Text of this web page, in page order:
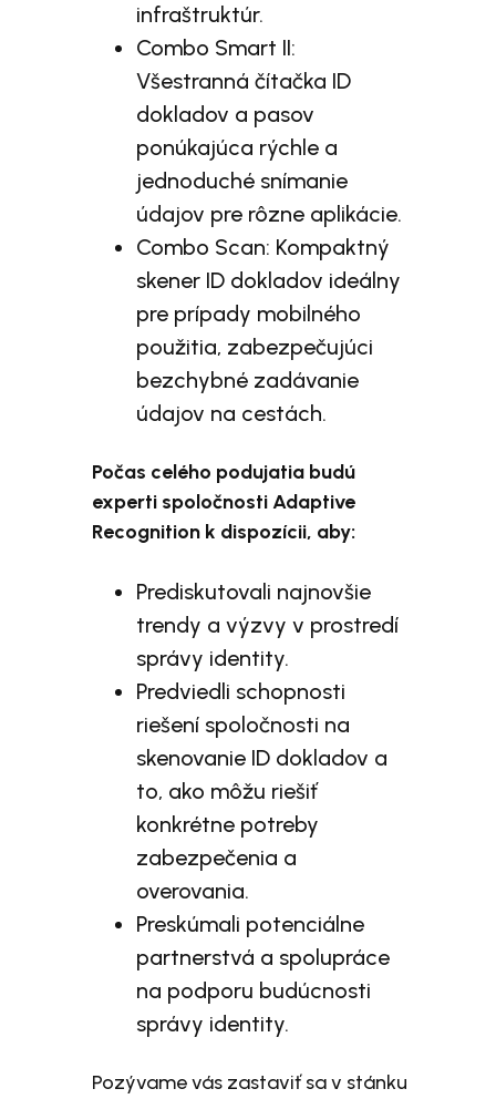
infraštruktúr.
Combo Smart II:
Všestranná čítačka ID
dokladov a pasov
ponúkajúca rýchle a
jednoduché snímanie
údajov pre rôzne aplikácie.
Combo Scan: Kompaktný
skener ID dokladov ideálny
pre prípady mobilného
použitia, zabezpečujúci
bezchybné zadávanie
údajov na cestách.
Počas celého podujatia budú
experti spoločnosti Adaptive
Recognition k dispozícii, aby:
Prediskutovali najnovšie
trendy a výzvy v prostredí
správy identity.
Predviedli schopnosti
riešení spoločnosti na
skenovanie ID dokladov a
to, ako môžu riešiť
konkrétne potreby
zabezpečenia a
overovania.
Preskúmali potenciálne
partnerstvá a spolupráce
na podporu budúcnosti
správy identity.
Pozývame vás zastaviť sa v stánku